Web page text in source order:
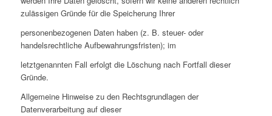
zulässigen Gründe für die Speicherung Ihrer
personenbezogenen Daten haben (z. B. steuer- oder
handelsrechtliche Aufbewahrungsfristen); im
letztgenannten Fall erfolgt die Löschung nach Fortfall dieser
Gründe.
Allgemeine Hinweise zu den Rechtsgrundlagen der
Datenverarbeitung auf dieser